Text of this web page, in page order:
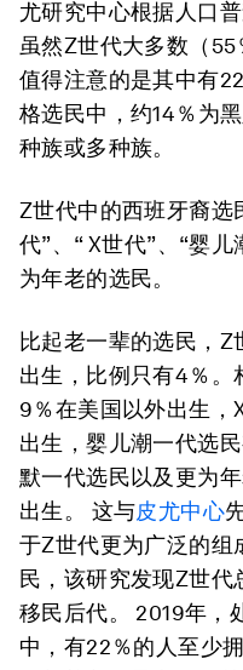
尤研究中心根据人口
虽然Z世代大多数（
值得注意的是其中有
格选民中，约14％为
种族或多种族。
Z世代中的西班牙裔选
代”、“ X世代”、“婴
为年老的选民。
比起老一辈的选民，
出生，比例只有4％。
9％在美国以外出生，
出生，婴儿潮一代选
默一代选民以及更为
出生。 这与皮尤中心
于Z世代更为广泛的
民，该研究发现Z世代
移民后代。 2019年，
中，有22％的人至少